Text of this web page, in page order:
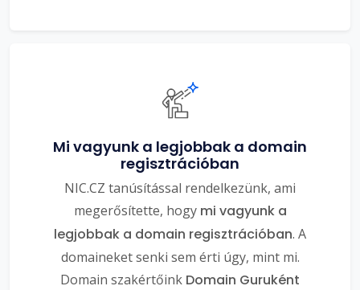
Mi vagyunk a legjobbak a domain
regisztrációban
NIC.CZ tanúsítással rendelkezünk, ami
megerősítette, hogy mi vagyunk a
legjobbak a domain regisztrációban. A
domaineket senki sem érti úgy, mint mi.
Domain szakértőink Domain Guruként